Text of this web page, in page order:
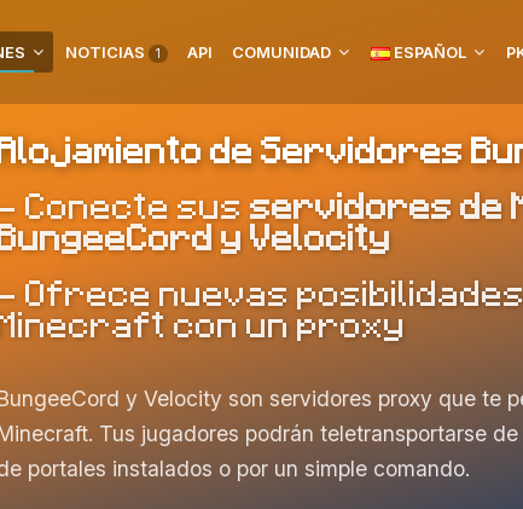
NOTICIAS 1 API COMUNIDAD ESPAÑOL
de Servidores
Conecte sus servidores de
y Velocity
Ofrece nuevas
con un proxy
y Velocity son servidores proxy que te
Tus jugadores podrán teletransportarse
portales instalados o por un simple comando.